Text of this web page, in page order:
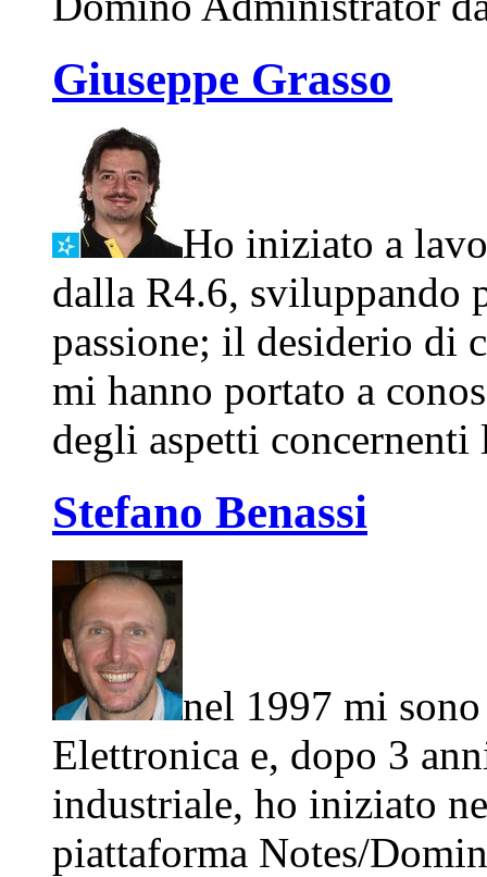
Giuseppe Grasso
Ho iniziato a
dalla R4.6, sviluppando
passione; il desiderio di
mi hanno portato a
degli aspetti
Stefano Benassi
nel 1997 mi
Elettronica e, dopo 3
industriale, ho iniziato
piattaforma Notes/